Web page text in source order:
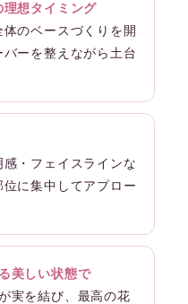
想タイミング
のベースづくりを開
ーを整えながら土台
・フェイスラインな
位に集中してアプロー
美しい状態で
実を結び、最高の花